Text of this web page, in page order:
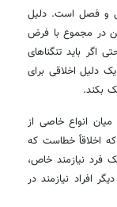
حل و فصل است. ‌دلیل
در مجموع با فرض
اگر باید تنگناهای
دلیل اخلاقی برای
بکند.
انواع خاصی از
اخلاقاً خطاست که
فرد نیازمند خاص،
افراد نیازمند در